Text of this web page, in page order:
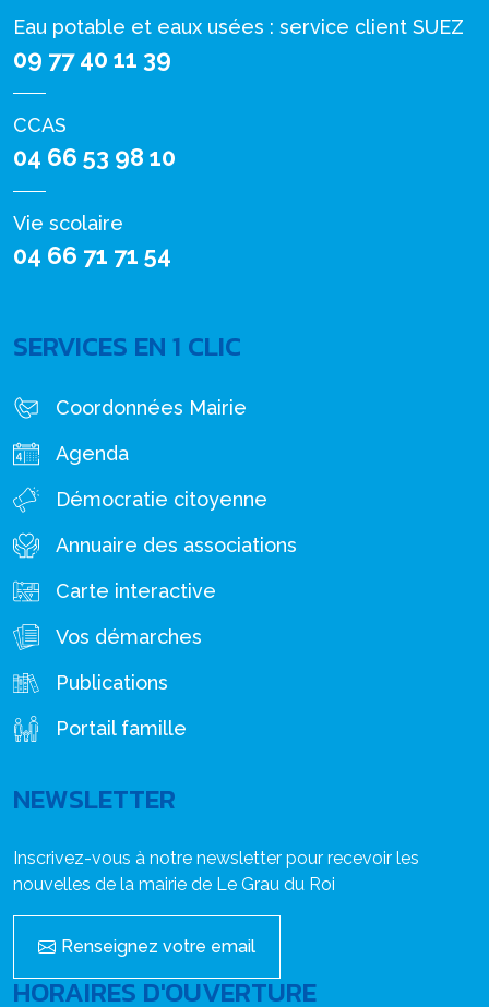
Eau potable et eaux usées : service client SUEZ
09 77 40 11 39
CCAS
04 66 53 98 10
Vie scolaire
04 66 71 71 54
SERVICES EN 1 CLIC
Coordonnées Mairie
Agenda
Démocratie citoyenne
Annuaire des associations
Carte interactive
Vos démarches
Publications
Portail famille
NEWSLETTER
Inscrivez-vous à notre newsletter pour recevoir les
nouvelles de la mairie de Le Grau du Roi
Renseignez votre email
HORAIRES D'OUVERTURE